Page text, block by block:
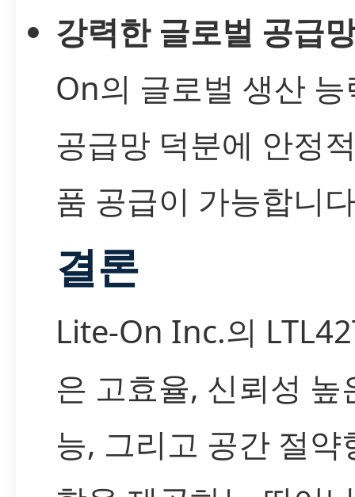
강력한 글로벌 공급
On의 글로벌 생산
공급망 덕분에 안정
품 공급이 가능합니
결론
Lite-On Inc.의
은 고효율, 신뢰성 높
능, 그리고 공간 절약